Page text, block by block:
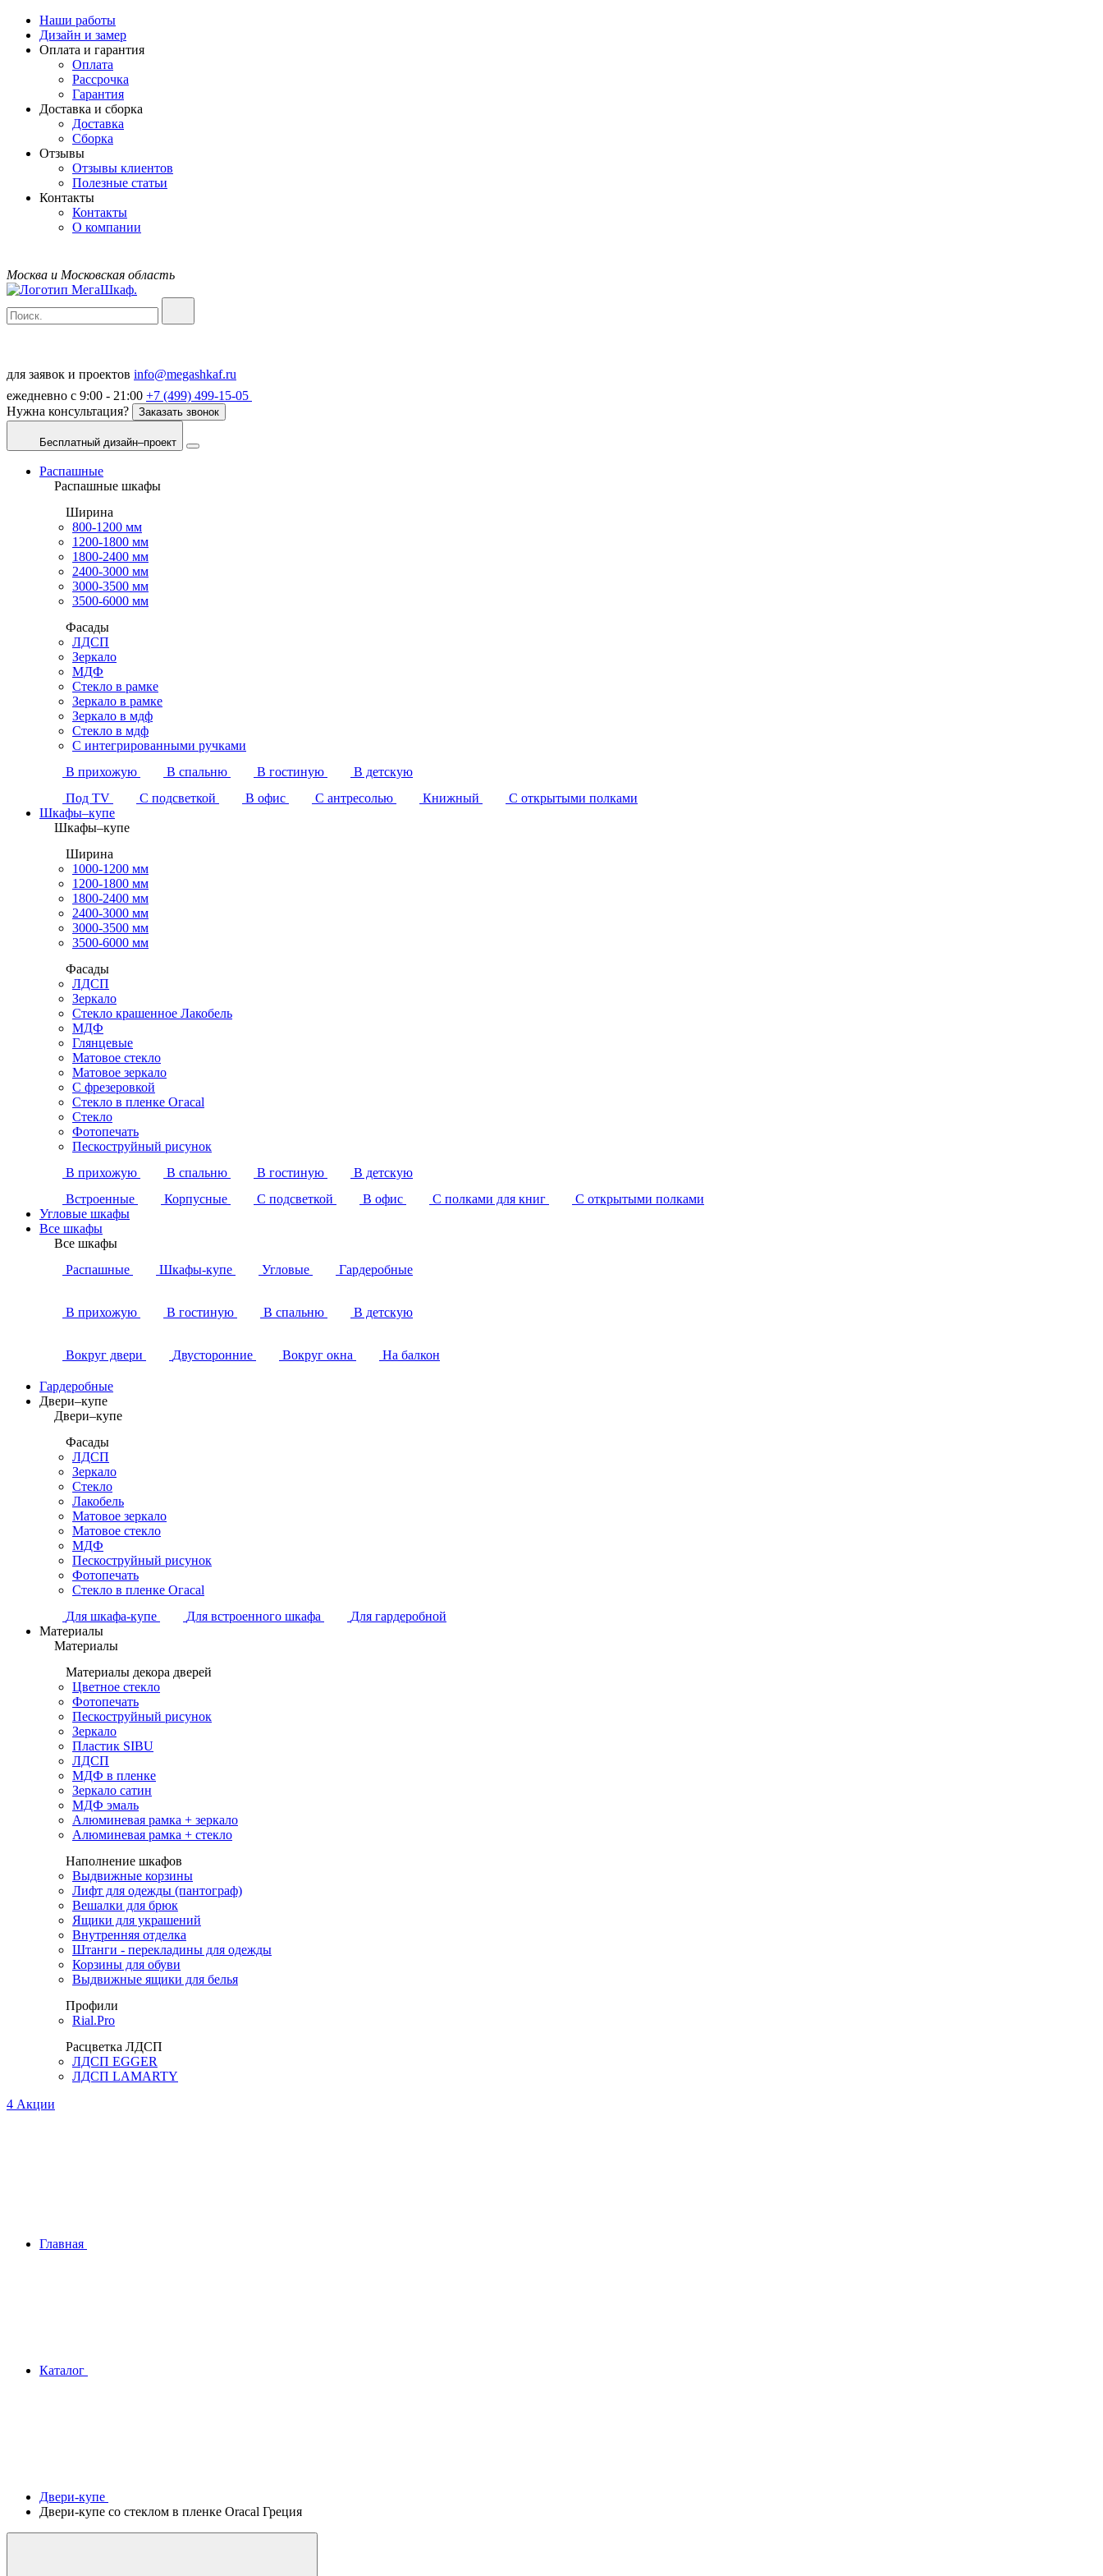
Наши работы
Дизайн и замер
Оплата и гарантия
Оплата
Рассрочка
Гарантия
Доставка и сборка
Доставка
Сборка
Отзывы
Отзывы клиентов
Полезные статьи
Контакты
Контакты
О компании
Москва и Московская область
для заявок и проектов info@megashkaf.ru
ежедневно с 9:00 - 21:00 +7 (499) 499-15-05
Нужна консультация?
Заказать звонок
Бесплатный дизайн–проект
Распашные
Распашные шкафы
Ширина
800-1200 мм
1200-1800 мм
1800-2400 мм
2400-3000 мм
3000-3500 мм
3500-6000 мм
Фасады
ЛДСП
Зеркало
МДФ
Стекло в рамке
Зеркало в рамке
Зеркало в мдф
Стекло в мдф
С интегрированными ручками
В прихожую
В спальню В гостиную
В детскую
Под TV
С подсветкой В офис С антресолью Книжный
С открытыми полками
Шкафы–купе
Шкафы–купе
Ширина
1000-1200 мм
1200-1800 мм
1800-2400 мм
2400-3000 мм
3000-3500 мм
3500-6000 мм
Фасады
ЛДСП
Зеркало
Стекло крашенное Лакобель
МДФ
Глянцевые
Матовое стекло
Матовое зеркало
С фрезеровкой
Стекло в пленке Огасаl
Стекло
Фотопечать
Пескоструйный рисунок
В прихожую
В спальню В гостиную
В детскую
Встроенные
Корпусные С подсветкой В офис С полками для книг
С открытыми полками
Угловые шкафы
Все шкафы
Все шкафы
Распашные
Шкафы-купе Угловые Гардеробные
В прихожую В гостиную В спальню В детскую
Вокруг двери Двусторонние Вокруг окна На балкон
Гардеробные
Двери–купе
Двери–купе
Фасады
ЛДСП
Зеркало
Стекло
Лакобель
Матовое зеркало
Матовое стекло
МДФ
Пескоструйный рисунок
Фотопечать
Стекло в пленке Огасаl
Для шкафа-купе
Для встроенного шкафа
Для гардеробной
Материалы
Материалы
Материалы декора дверей
Цветное стекло
Фотопечать
Пескоструйный рисунок
Зеркало
Пластик SIBU
ЛДСП
МДФ в пленке
Зеркало сатин
МДФ эмаль
Алюминевая рамка + зеркало
Алюминевая рамка + стекло
Наполнение шкафов
Выдвижные корзины
Лифт для одежды (пантограф)
Вешалки для брюк
Ящики для украшений
Внутренняя отделка
Штанги - перекладины для одежды
Корзины для обуви
Выдвижные ящики для белья
Профили
Rial.Pro
Расцветка ЛДСП
ЛДСП EGGER
ЛДСП LAMARTY
4 Акции
Главная
Каталог
Двери-купе
Двери-купе со стеклом в пленке Оracal Греция